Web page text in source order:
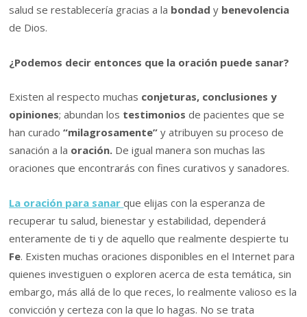
salud se restablecería gracias a la bondad y benevolencia
de Dios.
¿Podemos decir entonces que la oración puede sanar?
Existen al respecto muchas conjeturas, conclusiones y
opiniones; abundan los testimonios de pacientes que se
han curado“milagrosamente” y atribuyen su proceso de
sanación a la oración. De igual manera son muchas las
oraciones que encontrarás con fines curativos y sanadores.
La oración para sanar que elijas con la esperanza de
recuperar tu salud, bienestar y estabilidad, dependerá
enteramente de ti y de aquello que realmente despierte tu
Fe. Existen muchas oraciones disponibles en el Internet para
quienes investiguen o exploren acerca de esta temática, sin
embargo, más allá de lo que reces, lo realmente valioso es la
convicción y certeza con la que lo hagas. No se trata